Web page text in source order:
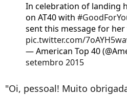
In celebration of landing
on AT40 with
sent this message for her
pic.twitter.com/
— American Top 40
setembro 2015
"Oi, pessoal! Muito